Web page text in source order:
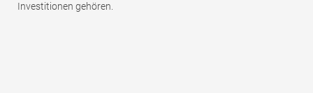
Investitionen gehören.